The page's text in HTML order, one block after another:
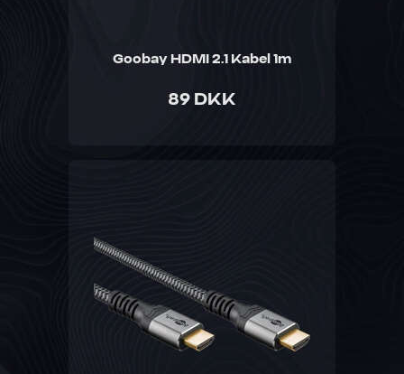
Goobay HDMI 2.1 Kabel 1m
89 DKK